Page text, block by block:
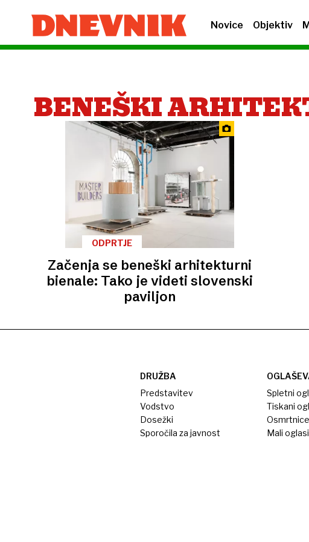
Novice Objektiv
BENEŠKI
ODPRTJE
Začenja se beneški arhitekturni
bienale: Tako je videti slovenski
paviljon
DRUŽBA
Predstavitev
Vodstvo
Dosežki
Sporočila za javnost
Spletni
Tiskani
Osmrtnice
Mali oglasi